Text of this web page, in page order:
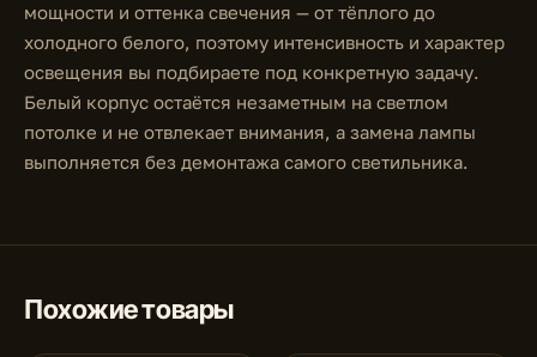
мощности и оттенка свечения — от тёплого до
холодного белого, поэтому интенсивность и характер
освещения вы подбираете под конкретную задачу.
Белый корпус остаётся незаметным на светлом
потолке и не отвлекает внимания, а замена лампы
выполняется без демонтажа самого светильника.
Похожие товары